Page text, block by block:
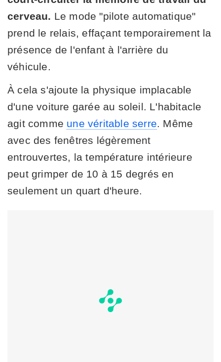
cerveau. Le mode "pilote automatique"
prend le relais, effaçant temporairement la
présence de l'enfant à l'arrière du
véhicule.
À cela s'ajoute la physique implacable
d'une voiture garée au soleil. L'habitacle
agit comme une véritable serre. Même
avec des fenêtres légèrement
entrouvertes, la température intérieure
peut grimper de 10 à 15 degrés en
seulement un quart d'heure.